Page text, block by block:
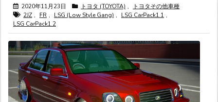
2020年11月23日 トヨタ (TOYOTA) ,
トヨタその他車種
2JZ , FR , LSG (Low Style Gang) , LSG CarPack1.1 ,
LSG CarPack1.2